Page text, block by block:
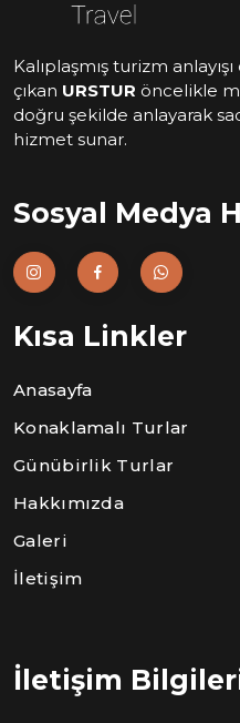
Kalıplaşmış turizm anlayışı
çıkan URSTUR öncelikle
doğru şekilde anlayarak
hizmet sunar.
Sosyal Medya
Kısa Linkler
Anasayfa
Konaklamalı Turlar
Günübirlik Turlar
Hakkımızda
Galeri
İletişim
İletişim